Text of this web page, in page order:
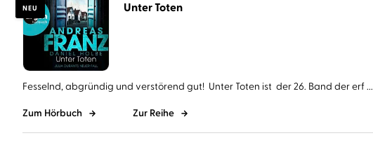
NEU Unter Toten
Fesselnd, abgründig und verstörend gut! Unter Toten ist der 26. Band der erf ...
Zum Hörbuch Zur Reihe